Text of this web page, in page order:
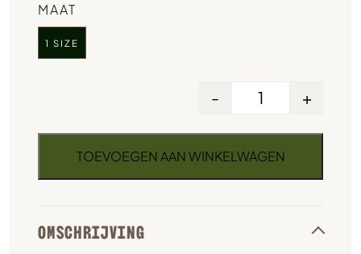
MAAT
1 SIZE
- +
TOEVOEGEN AAN WINKELWAGEN
OMSCHRIJVING